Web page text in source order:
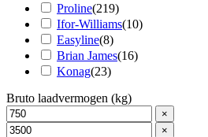
Proline(219)
Ifor-Williams(10)
Easyline(8)
Brian James(16)
Konag(23)
Bruto laadvermogen (kg)
×
×